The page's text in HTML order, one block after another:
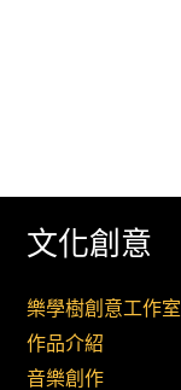
文化創意
樂學樹創意工作室
作品介紹
音樂創作